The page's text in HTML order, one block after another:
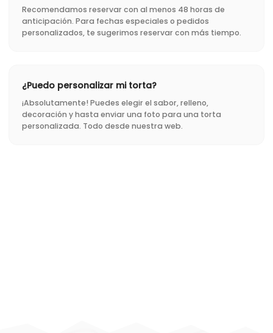
Recomendamos reservar con al menos 48 horas de
anticipación. Para fechas especiales o pedidos
personalizados, te sugerimos reservar con más tiempo.
¿Puedo personalizar mi torta?
¡Absolutamente! Puedes elegir el sabor, relleno,
decoración y hasta enviar una foto para una torta
personalizada. Todo desde nuestra web.